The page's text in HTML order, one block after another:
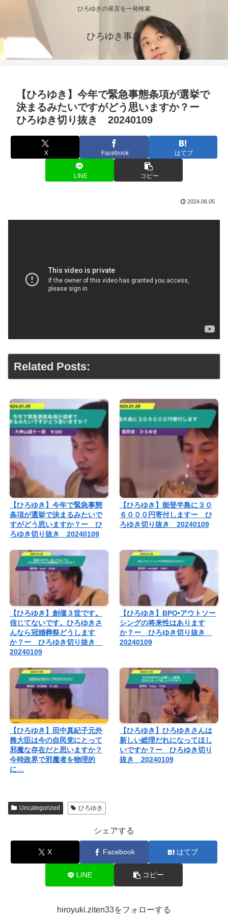
ひろゆきの発言を一発検索
ひろゆき事典
【ひろゆき】今年で緊急事態条項が選挙で
決まるみたいですがどう思いますか？ー
ひろゆき切り抜き 20240109
X Facebook はてブ
LINE コピー
2024.06.05
Related Posts:
【ひろゆき】今年で緊急事態
条項が選挙で決まるみたいで
すがどう思いますか？ー ひ
ろゆき切り抜き 20240109
【ひろゆき】能登半島に３０
６０００円寄付しますー ひ
ろゆき切り抜き 20240109
【ひろゆき】創価３世です。
信じてないです。ひろゆきさ
んなら冠婚葬祭どうします
か？ー ひろゆき切り抜き
20240109
【ひろゆき】BPO•アウトソー
シングの将来性はあります
か？ー ひろゆき切り抜き
20240109
【ひろゆき】田中真紀子元外
務大臣は今の自民党にとって
邪魔な存在だと思いますか？
今時政界で邪魔者を物理的
に…
【ひろゆき】ひろゆきさんは
新しい総理だれになってほし
いですか？ー ひろゆき切り
抜き 20240109
Uncategorized ひろゆき
シェアする
X Facebook はてブ
LINE コピー
hiroyuki.ziten33をフォローする